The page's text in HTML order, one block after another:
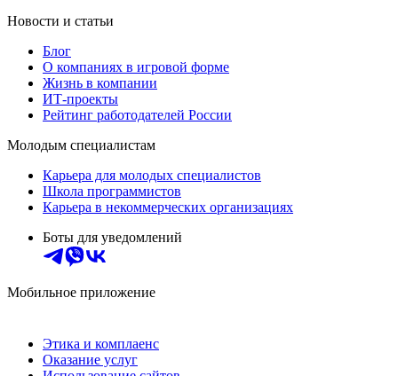
Новости и статьи
Блог
О компаниях в игровой форме
Жизнь в компании
ИТ-проекты
Рейтинг работодателей России
Молодым специалистам
Карьера для молодых специалистов
Школа программистов
Карьера в некоммерческих организациях
Боты для уведомлений
Мобильное приложение
Этика и комплаенс
Оказание услуг